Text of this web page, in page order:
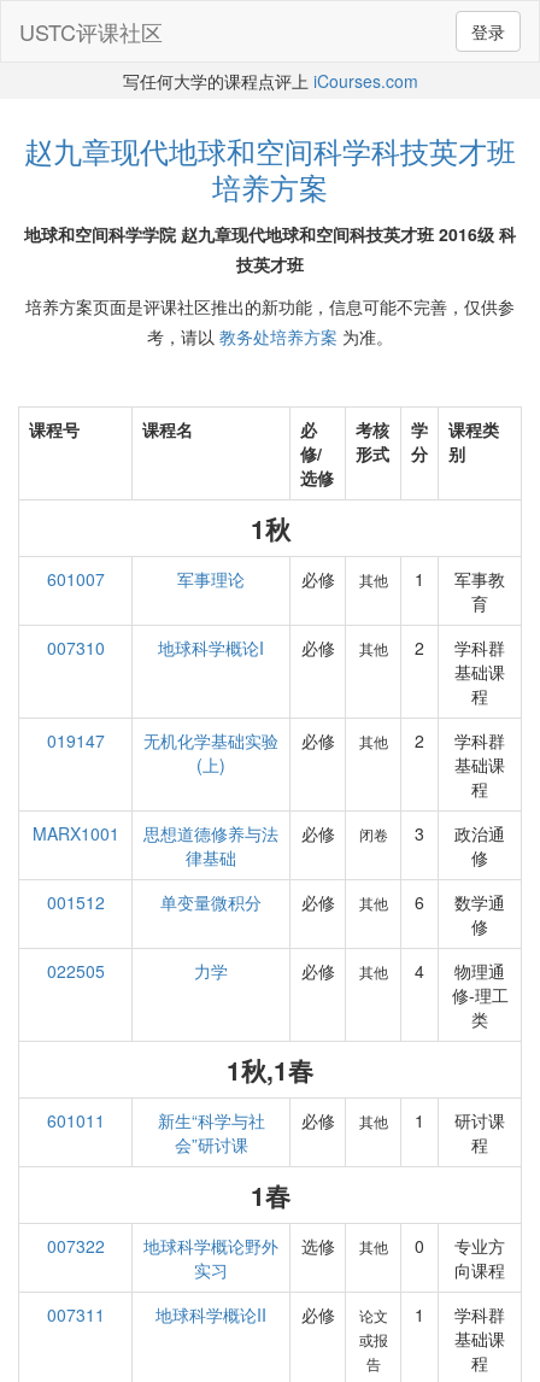
登录
USTC评课社区
写任何大学的课程点评上 iCourses.com
赵九章现代地球和空间科学科技英才班
培养方案
地球和空间科学学院 赵九章现代地球和空间科技英才班 2016级 科
技英才班
培养方案页面是评课社区推出的新功能，信息可能不完善，仅供参
考，请以 教务处培养方案 为准。
课程号 课程名
必
修/
选修
考核
形式
学
分
课程类
别
1秋
601007 军事理论 必修 其他 1
军事教
育
007310
地球科学概论I 必修 其他 2
学科群
基础课
程
019147
无机化学基础实验
(上)
必修 其他 2
学科群
基础课
程
MARX1001
思想道德修养与法
律基础
必修 闭卷 3
政治通
修
001512
单变量微积分 必修 其他 6
数学通
修
022505
力学 必修 其他 4
物理通
修-理工
类
1秋,1春
601011
新生“科学与社
会”研讨课
必修 其他 1
研讨课
程
1春
007322
地球科学概论野外
实习
选修 其他 0
专业方
向课程
007311
地球科学概论II 必修
论文
或报
告
1
学科群
基础课
程